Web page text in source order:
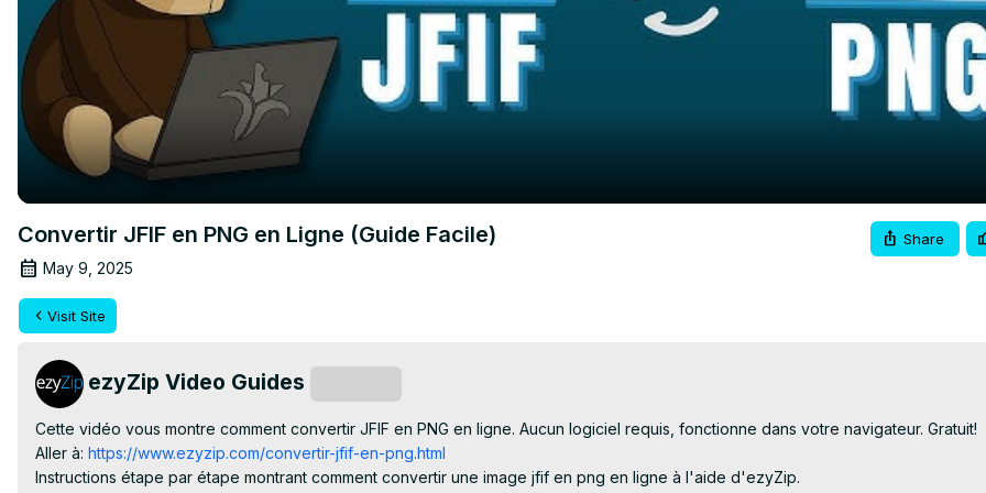
Convertir JFIF en PNG en Ligne (Guide Facile)
May 9, 2025
Share
Visit Site
ezyZip Video Guides
Cette vidéo vous montre comment convertir JFIF en PNG en ligne. Aucun logiciel requis, fonctionne dans votre navigateur. Gratuit!
Aller à: https://www.ezyzip.com/convertir-jfif-en-png.html
Instructions étape par étape montrant comment convertir une image jfif en png en ligne à l'aide d'ezyZip.